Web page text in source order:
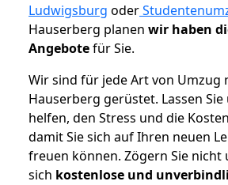
Ludwigsburg oder
Hauserberg planen wir haben
Angebotefür Sie.
Wir sind für jede Art von Umzug
Hauserberg gerüstet. Lassen Sie
helfen, den Stress und die
damit Sie sich auf Ihren neuen
freuen können. Zögern Sie nicht
sich kostenlose und